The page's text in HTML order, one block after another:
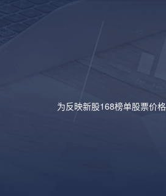
为反映新股168榜单股票价